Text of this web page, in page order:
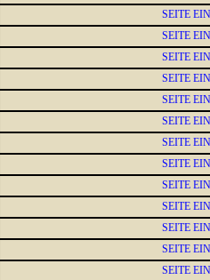
SEITE
SEITE
SEITE
SEITE
SEITE
SEITE
SEITE
SEITE
SEITE
SEITE
SEITE
SEITE
SEITE